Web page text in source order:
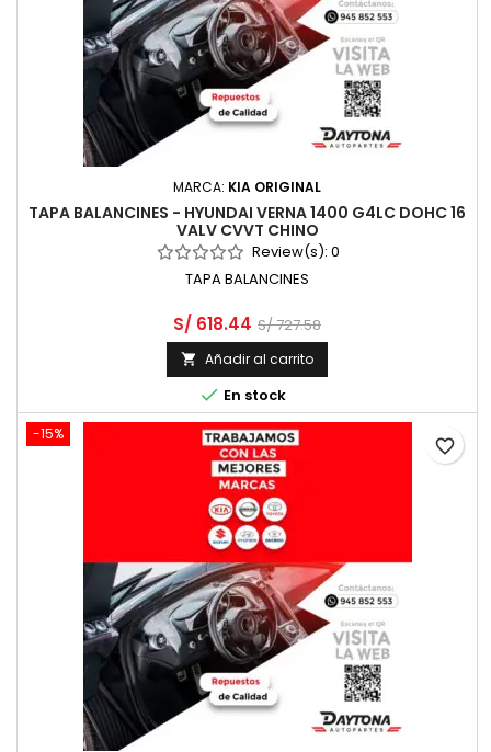
MARCA: KIA ORIGINAL
TAPA BALANCINES - HYUNDAI VERNA 1400 G4LC DOHC 16
VALV CVVT CHINO
Review(s): 0
TAPA BALANCINES
S/ 618.44 S/ 727.58
 Añadir al carrito
 En stock
-15%
favorite_border